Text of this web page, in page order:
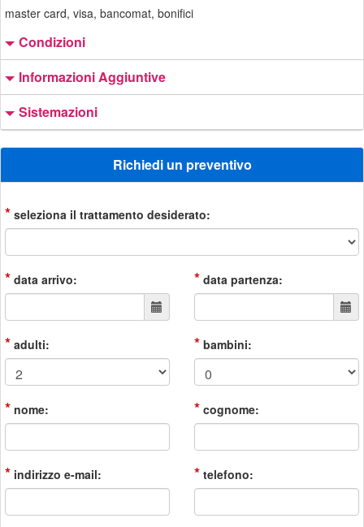
master card, visa, bancomat, bonifici
Condizioni
Informazioni Aggiuntive
Sistemazioni
Richiedi un preventivo
* seleziona il trattamento desiderato:
* data arrivo: * data partenza:
* adulti: * bambini:
* nome: * cognome:
* indirizzo e-mail: * telefono: